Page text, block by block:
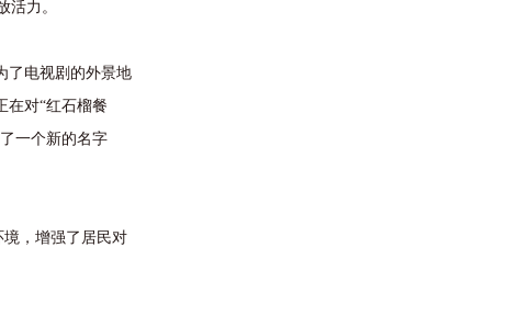
活力。
了电视剧的外景地
在对“红石榴餐
一个新的名字
，增强了居民对